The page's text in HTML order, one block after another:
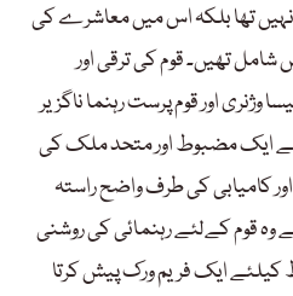
تھا بلکہ اس میں معاشرے کی
تھیں۔ قوم کی ترقی اور
اور قوم پرست رہنما ناگزیر
ایک مضبوط اور متحد ملک کی
کامیابی کی طرف واضح راستہ
وہ قوم کےلئے رہنمائی کی روشنی
کیلئے ایک فریم ورک پیش کرتا